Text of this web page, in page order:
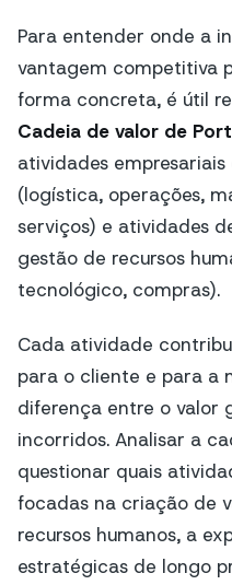
Para entender onde a
vantagem competitiva
forma concreta, é útil
Cadeia de valor de
atividades
(logística, operações,
serviços) e atividades
gestão de recursos
tecnológico, compras).
Cada atividade
para o cliente e para a
diferença entre o valor
incorridos. Analisar a
questionar quais
focadas na criação de
recursos humanos, a
estratégicas de longo